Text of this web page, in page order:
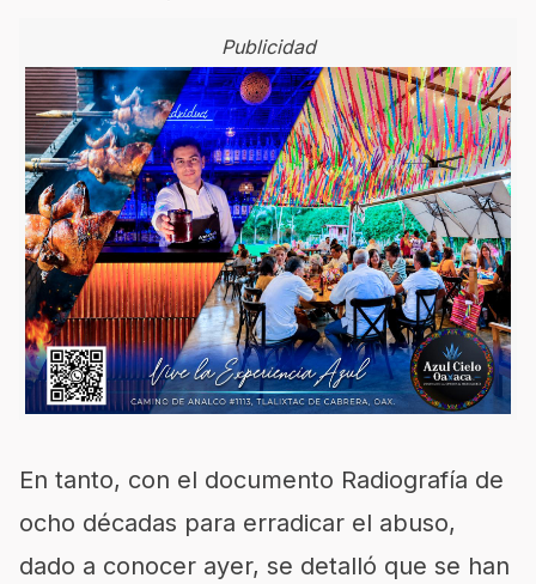
Publicidad
En tanto, con el documento Radiografía de
ocho décadas para erradicar el abuso,
dado a conocer ayer, se detalló que se han